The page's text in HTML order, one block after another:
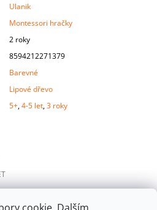
Ulanik
Montessori hračky
2 roky
8594212271379
Barevné
Lipové dřevo
5+,4-5 let,3 roky